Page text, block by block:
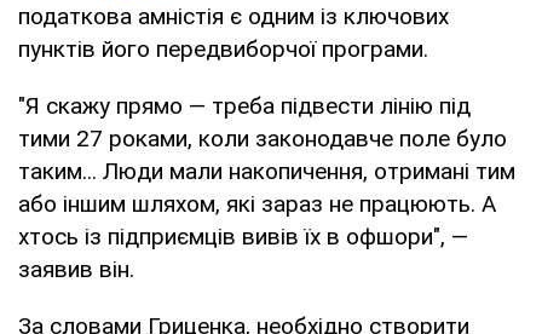
податкова амністія є одним із ключових
пунктів його передвиборчої програми.
"Я скажу прямо — треба підвести лінію під
тими 27 роками, коли законодавче поле було
таким... Люди мали накопичення, отримані тим
або іншим шляхом, які зараз не працюють. А
хтось із підприємців вивів їх в офшори", —
заявив він.
За словами Гриценка, необхідно створити